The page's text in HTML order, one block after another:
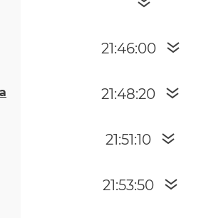
21:46:00
21:48:20
21:51:10
21:53:50